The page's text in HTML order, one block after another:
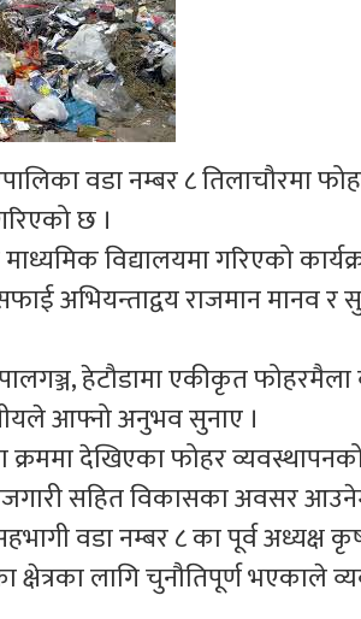
वडा नम्बर ८ तिलाचौरमा
छ ।
विद्यालयमा गरिएको
अभियन्ताद्वय राजमान मानव
हेटौडामा एकीकृत
आफ्नो अनुभव सुनाए ।
देखिएका फोहर
सहित विकासका अवसर
वडा नम्बर ८ का पूर्व अध्यक्ष
क्षेत्रका लागि चुनौतिपूर्ण भएकाले